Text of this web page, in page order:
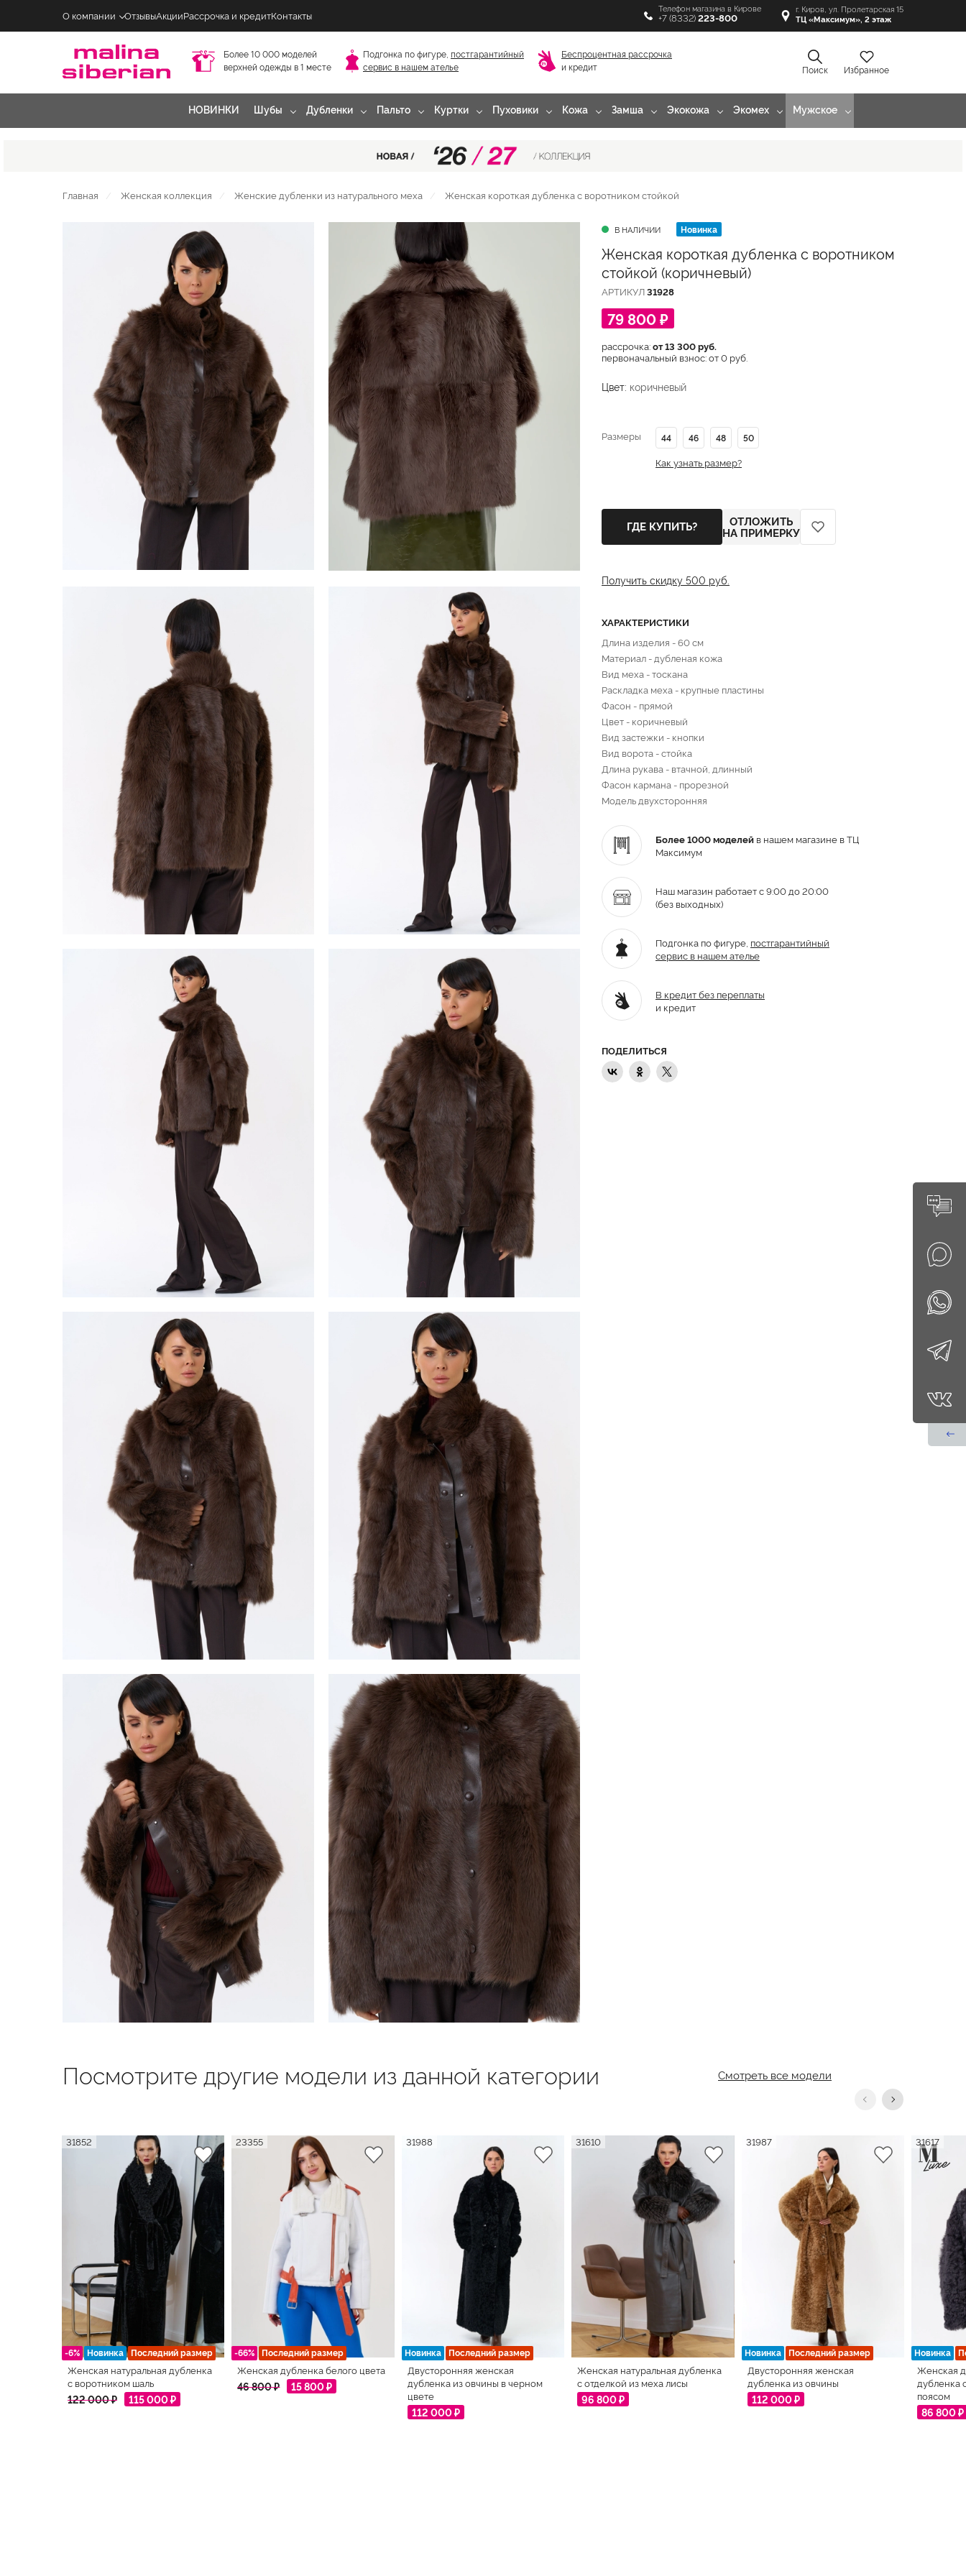
О компании ОтзывыАкцииРассрочка и кредитКонтакты
Телефон магазина в Кирове
+7 (8332) 223-800
г. Киров, ул. Пролетарская 15
ТЦ «Максимум», 2 этаж
Более 10 000 моделей
верхней одежды в 1 месте
Подгонка по фигуре, постгарантийный
сервис в нашем ателье
Беспроцентная рассрочка
и кредит
Поиск Избранное
НОВИНКИ Шубы Дубленки Пальто Куртки Пуховики Кожа Замша Экокожа Экомех Мужское
Главная Женская коллекция Женские дубленки из натурального меха Женская короткая дубленка с воротником стойкой
В НАЛИЧИИ Новинка
Женская короткая дубленка с воротником
стойкой (коричневый)
АРТИКУЛ31928
79 800 ₽
рассрочка:от 13 300 руб.
первоначальный взнос: от 0 руб.
Цвет: коричневый
Размеры 44 46 48 50
Как узнать размер?
ГДЕ КУПИТЬ? ОТЛОЖИТЬ
НА ПРИМЕРКУ
Получить скидку 500 руб.
ХАРАКТЕРИСТИКИ
Длина изделия - 60 см
Материал - дубленая кожа
Вид меха - тоскана
Раскладка меха - крупные пластины
Фасон - прямой
Цвет - коричневый
Вид застежки - кнопки
Вид ворота - стойка
Длина рукава - втачной, длинный
Фасон кармана - прорезной
Модель двухсторонняя
Более 1000 моделей в нашем магазине в ТЦ
Максимум
Наш магазин работает с 9:00 до 20:00
(без выходных)
Подгонка по фигуре, постгарантийный
сервис в нашем ателье
В кредит без переплаты
и кредит
ПОДЕЛИТЬСЯ
Посмотрите другие модели из данной категории Смотреть все модели
-6% Новинка Последний размер
31852
Женская натуральная дубленка
с воротником шаль
122 000 ₽ 115 000 ₽
-66% Последний размер
23355
Женская дубленка белого цвета
46 800 ₽ 15 800 ₽
Новинка Последний размер
31988
Двусторонняя женская
дубленка из овчины в черном
цвете
112 000 ₽
31610
Женская натуральная дубленка
с отделкой из меха лисы
96 800 ₽
Новинка Последний размер
31987
Двусторонняя женская
дубленка из овчины
112 000 ₽
Новинка
31617
Женская
дубленка
поясом
86 800 ₽